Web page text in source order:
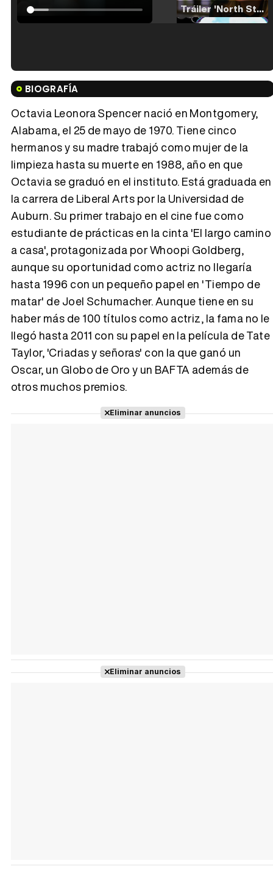
Tráiler 'North Star' (2023)
Tráiler en español de 'La isla olvidada'
Tráiler en español 'Outcome' (2026)
BIOGRAFÍA
Octavia Leonora Spencer nació en Montgomery,
Alabama, el 25 de mayo de 1970. Tiene cinco
hermanos y su madre trabajó como mujer de la
limpieza hasta su muerte en 1988, año en que
Octavia se graduó en el instituto. Está graduada en
la carrera de Liberal Arts por la Universidad de
Auburn. Su primer trabajo en el cine fue como
estudiante de prácticas en la cinta 'El largo camino
a casa', protagonizada por Whoopi Goldberg,
aunque su oportunidad como actriz no llegaría
hasta 1996 con un pequeño papel en 'Tiempo de
matar' de Joel Schumacher. Aunque tiene en su
haber más de 100 títulos como actriz, la fama no le
llegó hasta 2011 con su papel en la película de Tate
Taylor, 'Criadas y señoras' con la que ganó un
Oscar, un Globo de Oro y un BAFTA además de
otros muchos premios.
Eliminar anuncios
Eliminar anuncios